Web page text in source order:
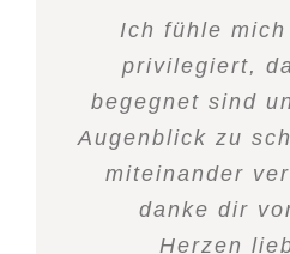
Ich fühle
privilegiert,
begegnet sind
Augenblick zu
miteinander
danke dir
Herzen